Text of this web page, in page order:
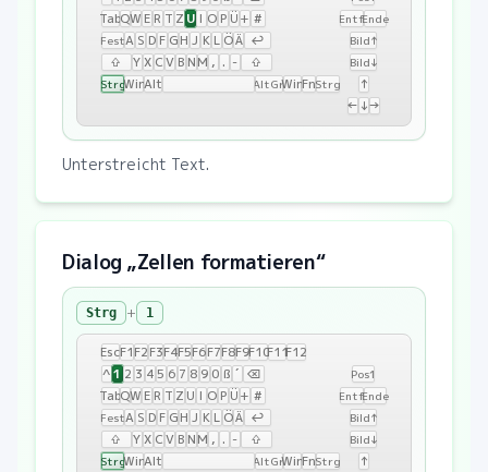
TabQWE R T ZU I OP Ü+ #
FestA S D F GH J K L ÖÄ ↩
⇧
Y X CVBNM , . - ⇧
StrgWinAlt AltGrWinFnStrg
EntfEnde
Bild↑
Bild↓
↑
← ↓→
Unterstreicht Text.
Dialog „Zellen formatieren“
Strg + 1
EscF1F2F3F4F5F6F7F8F9F10F11F12
^1 2 3 4 5 6 7 8 9 0 ß ´ ⌫
TabQWE R T Z U I OP Ü+ #
FestA S D F GH J K L ÖÄ ↩
⇧
Y X CVBNM , . - ⇧
StrgWinAlt AltGrWinFnStrg
Pos1
EntfEnde
Bild↑
Bild↓
↑